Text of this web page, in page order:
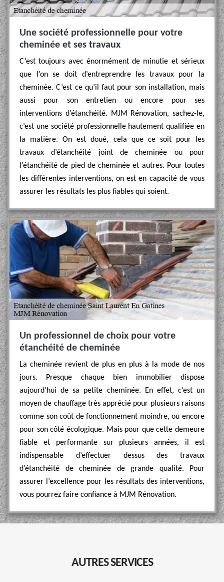
Une société professionnelle pour votre
cheminée et ses travaux
C’est toujours avec énormément de minutie et sérieux
que l’on se doit d’entreprendre les travaux pour la
cheminée. C’est ce qu’il faut pour son installation, mais
aussi pour son entretien ou encore pour ses
interventions d’étanchéité. MJM Rénovation, sachez-le,
c’est une société professionnelle hautement qualifiée en
la matière. On est doué, cela que ce soit pour les
travaux d’étanchéité joint de cheminée ou pour
l’étanchéité de pied de cheminée et autres. Pour toutes
les différentes interventions, on est en capacité de vous
assurer les résultats les plus fiables qui soient.
Un professionnel de choix pour votre
étanchéité de cheminée
La cheminée revient de plus en plus à la mode de nos
jours. Presque chaque bien immobilier dispose
aujourd’hui de sa petite cheminée. En effet, c’est un
moyen de chauffage très apprécié pour plusieurs raisons
comme son coût de fonctionnement moindre, ou encore
pour son côté écologique. Mais pour que cette demeure
fiable et performante sur plusieurs années, il est
indispensable d’effectuer dessus des travaux
d’étanchéité de cheminée de grande qualité. Pour
assurer l’excellence pour les résultats des interventions,
vous pourrez faire confiance à MJM Rénovation.
AUTRES SERVICES